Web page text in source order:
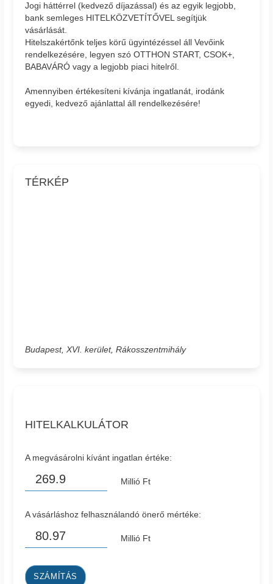
Jogi háttérrel (kedvező díjazással) és az egyik legjobb,
bank semleges HITELKÖZVETÍTŐVEL segítjük
vásárlását.
Hitelszakértőnk teljes körű ügyintézéssel áll Vevőink
rendelkezésére, legyen szó OTTHON START, CSOK+,
BABAVÁRÓ vagy a legjobb piaci hitelről.
Amennyiben értékesíteni kívánja ingatlanát, irodánk
egyedi, kedvező ajánlattal áll rendelkezésére!
TÉRKÉP
Budapest, XVI. kerület, Rákosszentmihály
HITELKALKULÁTOR
A megvásárolni kívánt ingatlan értéke:
Millió Ft
A vásárláshoz felhasználandó önerő mértéke:
Millió Ft
SZÁMÍTÁS